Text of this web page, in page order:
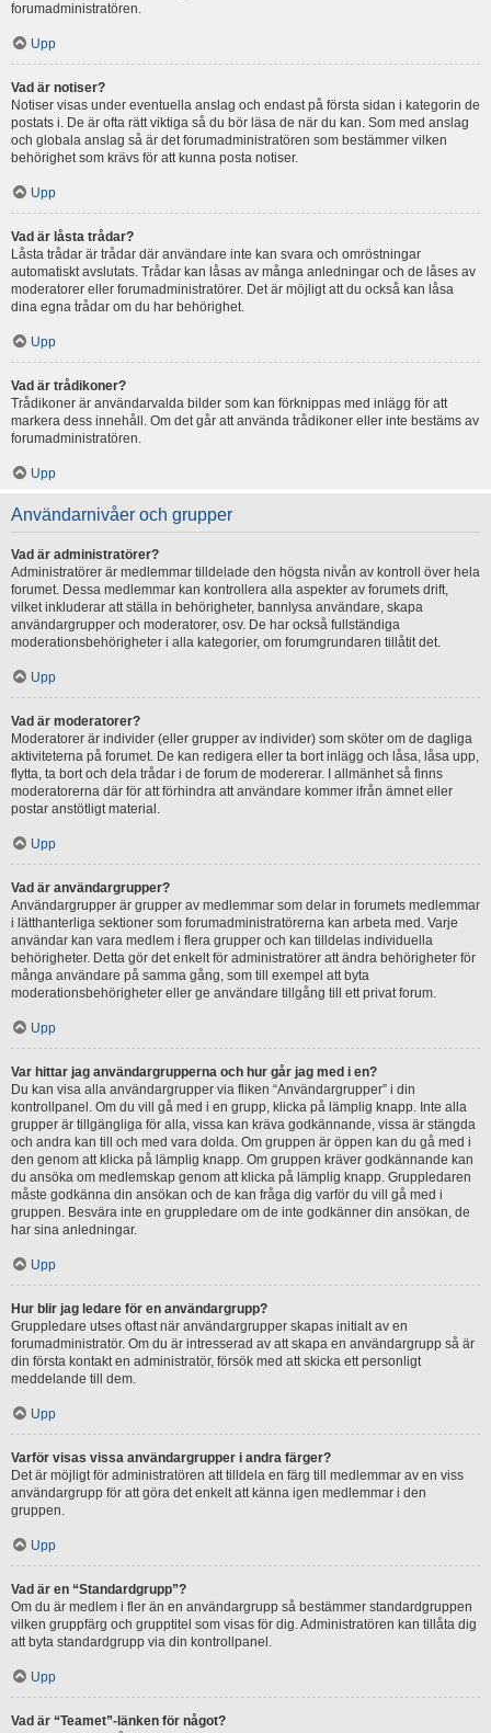
forumadministratören.
Upp
Vad är notiser?
Notiser visas under eventuella anslag och endast på första sidan i kategorin de
postats i. De är ofta rätt viktiga så du bör läsa de när du kan. Som med anslag
och globala anslag så är det forumadministratören som bestämmer vilken
behörighet som krävs för att kunna posta notiser.
Upp
Vad är låsta trådar?
Låsta trådar är trådar där användare inte kan svara och omröstningar
automatiskt avslutats. Trådar kan låsas av många anledningar och de låses av
moderatorer eller forumadministratörer. Det är möjligt att du också kan låsa
dina egna trådar om du har behörighet.
Upp
Vad är trådikoner?
Trådikoner är användarvalda bilder som kan förknippas med inlägg för att
markera dess innehåll. Om det går att använda trådikoner eller inte bestäms av
forumadministratören.
Upp
Användarnivåer och grupper
Vad är administratörer?
Administratörer är medlemmar tilldelade den högsta nivån av kontroll över hela
forumet. Dessa medlemmar kan kontrollera alla aspekter av forumets drift,
vilket inkluderar att ställa in behörigheter, bannlysa användare, skapa
användargrupper och moderatorer, osv. De har också fullständiga
moderationsbehörigheter i alla kategorier, om forumgrundaren tillåtit det.
Upp
Vad är moderatorer?
Moderatorer är individer (eller grupper av individer) som sköter om de dagliga
aktiviteterna på forumet. De kan redigera eller ta bort inlägg och låsa, låsa upp,
flytta, ta bort och dela trådar i de forum de modererar. I allmänhet så finns
moderatorerna där för att förhindra att användare kommer ifrån ämnet eller
postar anstötligt material.
Upp
Vad är användargrupper?
Användargrupper är grupper av medlemmar som delar in forumets medlemmar
i lätthanterliga sektioner som forumadministratörerna kan arbeta med. Varje
användar kan vara medlem i flera grupper och kan tilldelas individuella
behörigheter. Detta gör det enkelt för administratörer att ändra behörigheter för
många användare på samma gång, som till exempel att byta
moderationsbehörigheter eller ge användare tillgång till ett privat forum.
Upp
Var hittar jag användargrupperna och hur går jag med i en?
Du kan visa alla användargrupper via fliken “Användargrupper” i din
kontrollpanel. Om du vill gå med i en grupp, klicka på lämplig knapp. Inte alla
grupper är tillgängliga för alla, vissa kan kräva godkännande, vissa är stängda
och andra kan till och med vara dolda. Om gruppen är öppen kan du gå med i
den genom att klicka på lämplig knapp. Om gruppen kräver godkännande kan
du ansöka om medlemskap genom att klicka på lämplig knapp. Gruppledaren
måste godkänna din ansökan och de kan fråga dig varför du vill gå med i
gruppen. Besvära inte en gruppledare om de inte godkänner din ansökan, de
har sina anledningar.
Upp
Hur blir jag ledare för en användargrupp?
Gruppledare utses oftast när användargrupper skapas initialt av en
forumadministratör. Om du är intresserad av att skapa en användargrupp så är
din första kontakt en administratör, försök med att skicka ett personligt
meddelande till dem.
Upp
Varför visas vissa användargrupper i andra färger?
Det är möjligt för administratören att tilldela en färg till medlemmar av en viss
användargrupp för att göra det enkelt att känna igen medlemmar i den
gruppen.
Upp
Vad är en “Standardgrupp”?
Om du är medlem i fler än en användargrupp så bestämmer standardgruppen
vilken gruppfärg och grupptitel som visas för dig. Administratören kan tillåta dig
att byta standardgrupp via din kontrollpanel.
Upp
Vad är “Teamet”-länken för något?